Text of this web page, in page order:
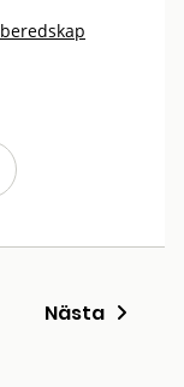
Nästa